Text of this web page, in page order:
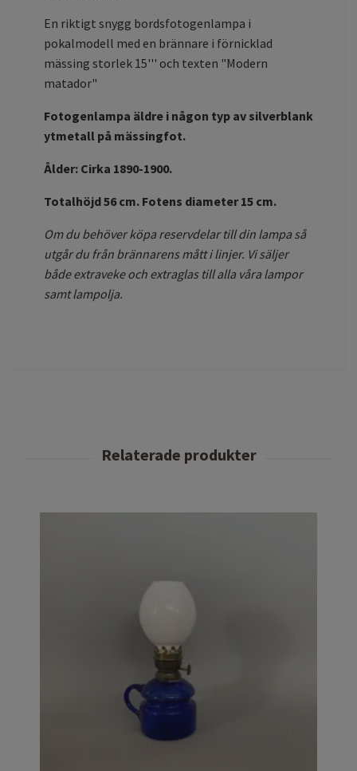
En riktigt snygg bordsfotogenlampa i
pokalmodell med en brännare i förnicklad
mässing storlek 15''' och texten "Modern
matador"
Fotogenlampa äldre i någon typ av silverblank
ytmetall på mässingfot.
Ålder: Cirka 1890-1900.
Totalhöjd 56 cm. Fotens diameter 15 cm.
Om du behöver köpa reservdelar till din lampa så
utgår du från brännarens mått i linjer. Vi säljer
både extraveke och extraglas till alla våra lampor
samt lampolja.